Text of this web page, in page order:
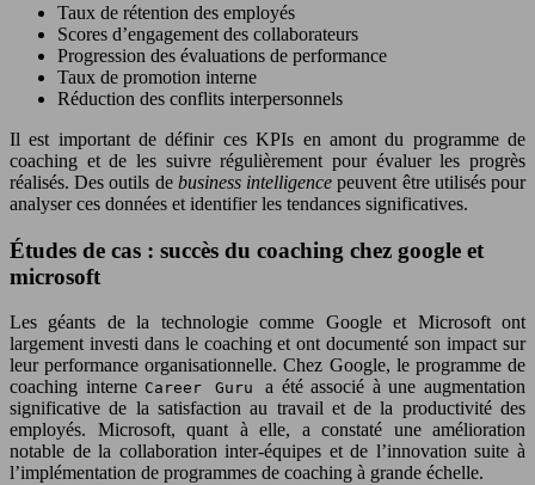
Taux de rétention des employés
Scores d’engagement des collaborateurs
Progression des évaluations de performance
Taux de promotion interne
Réduction des conflits interpersonnels
Il est important de définir ces KPIs en amont du programme de
coaching et de les suivre régulièrement pour évaluer les progrès
réalisés. Des outils de business intelligencepeuvent être utilisés pour
analyser ces données et identifier les tendances significatives.
Études de cas : succès du coaching chez google et
microsoft
Les géants de la technologie comme Google et Microsoft ont
largement investi dans le coaching et ont documenté son impact sur
leur performance organisationnelle. Chez Google, le programme de
coaching interne Career Gurua été associé à une augmentation
significative de la satisfaction au travail et de la productivité des
employés. Microsoft, quant à elle, a constaté une amélioration
notable de la collaboration inter-équipes et de l’innovation suite à
l’implémentation de programmes de coaching à grande échelle.